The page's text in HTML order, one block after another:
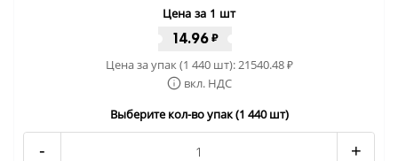
Цена за 1 шт
14.96 ₽
Цена за упак (1 440 шт):21540.48₽
вкл. НДС
Выберите кол-во упак (1 440 шт)
- +